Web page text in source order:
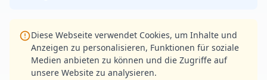
Diese Webseite verwendet Cookies, um Inhalte und
Anzeigen zu personalisieren, Funktionen für soziale
Medien anbieten zu können und die Zugriffe auf
unsere Website zu analysieren.